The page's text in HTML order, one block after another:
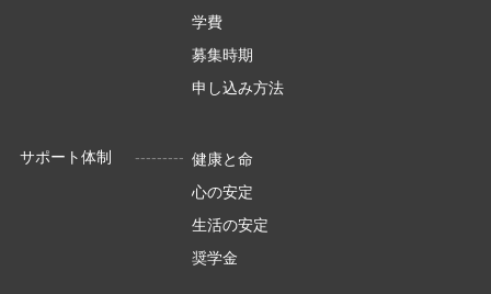
学費
募集時期
申し込み方法
サポート体制
健康と命
心の安定
生活の安定
奨学金